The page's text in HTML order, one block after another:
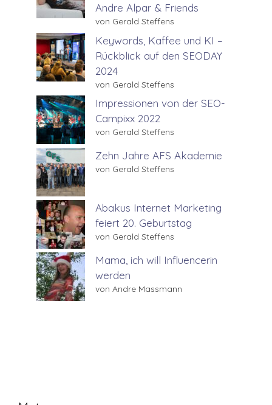
Andre Alpar & Friends
von Gerald Steffens
Keywords, Kaffee und KI –
Rückblick auf den SEODAY
2024
von Gerald Steffens
Impressionen von der SEO-
Campixx 2022
von Gerald Steffens
Zehn Jahre AFS Akademie
von Gerald Steffens
Abakus Internet Marketing
feiert 20. Geburtstag
von Gerald Steffens
Mama, ich will Influencerin
werden
von Andre Massmann